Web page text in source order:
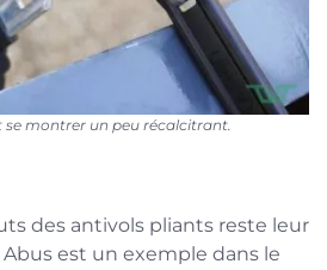
se montrer un peu récalcitrant.
des antivols pliants reste leur
est un exemple dans le